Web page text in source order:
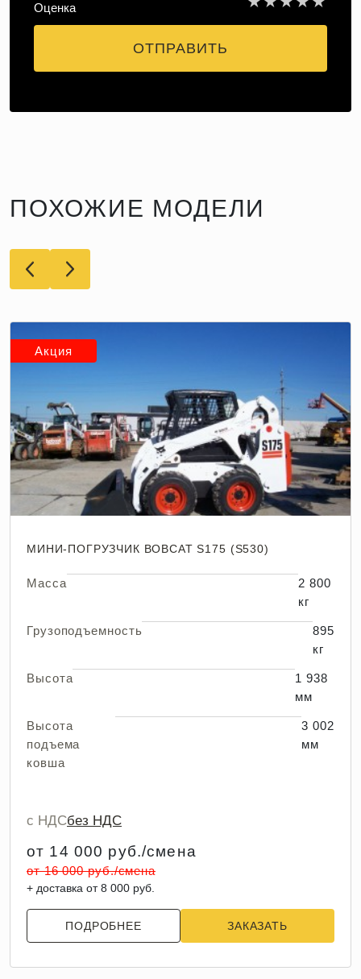
Оценка
ОТПРАВИТЬ
ПОХОЖИЕ МОДЕЛИ
Акция
МИНИ-ПОГРУЗЧИК BOBCAT S175 (S530)
Масса
2 800
кг
Грузоподъемность
895
кг
Высота
1 938
мм
Высота
подъема
ковша
3 002
мм
с НДСбез НДС
от 14 000 руб./смена
от 16 000 руб./смена
+ доставка от 8 000 руб.
ПОДРОБНЕЕ ЗАКАЗАТЬ